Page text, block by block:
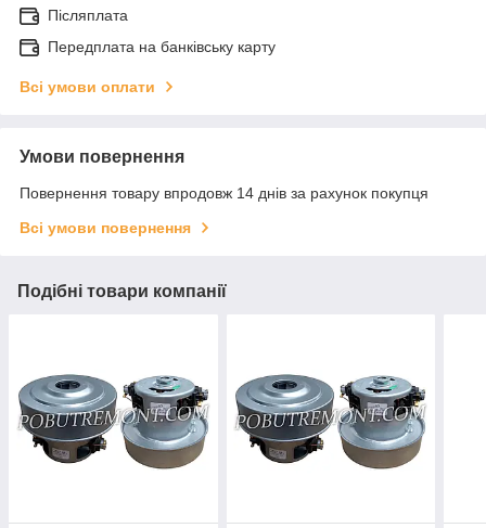
Післяплата
Передплата на банківську карту
Всі умови оплати
Умови повернення
Повернення товару впродовж 14 днів за рахунок покупця
Всі умови повернення
Подібні товари компанії